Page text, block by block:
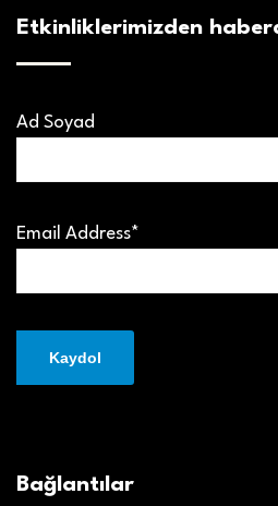
Etkinliklerimizden
Ad Soyad
Email Address*
Bağlantılar